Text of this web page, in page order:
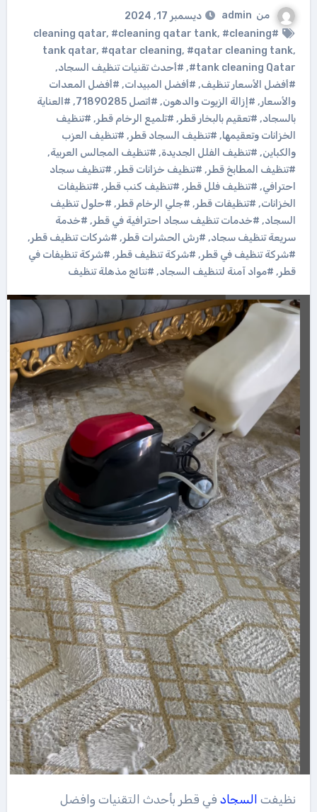
من admin
ديسمبر 17, 2024
#cleaning qatar
, #cleaning qatar tank, #cleaning
tank qatar, #qatar cleaning, #qatar cleaning tank,
#tank cleaning Qatar
, #أحدث تقنيات تنظيف السجاد,
#أفضل الأسعار تنظيف, #أفضل المبيدات, #أفضل المعدات
والأسعار, #إزالة الزيوت والدهون, #اتصل 71890285 , #العناية
بالسجاد, #تعقيم بالبخار قطر, #تلميع الرخام قطر, #تنظيف
الخزانات وتعقيمها, #تنظيف السجاد قطر, #تنظيف العزب
والكباين, #تنظيف الفلل الجديدة, #تنظيف المجالس العربية,
#تنظيف المطابخ قطر, #تنظيف خزانات قطر, #تنظيف سجاد
احترافي, #تنظيف فلل قطر, #تنظيف كنب قطر, #تنظيفات
الخزانات, #تنظيفات قطر, #جلي الرخام قطر, #حلول تنظيف
السجاد, #خدمات تنظيف سجاد احترافية في قطر, #خدمة
سريعة تنظيف سجاد, #رش الحشرات قطر, #شركات تنظيف قطر,
#شركة تنظيف في قطر, #شركة تنظيف قطر, #شركة تنظيفات في
قطر, #مواد آمنة لتنظيف السجاد, #نتائج مذهلة تنظيف
نظيفت السجادفي قطر بأحدث التقنيات وافضل